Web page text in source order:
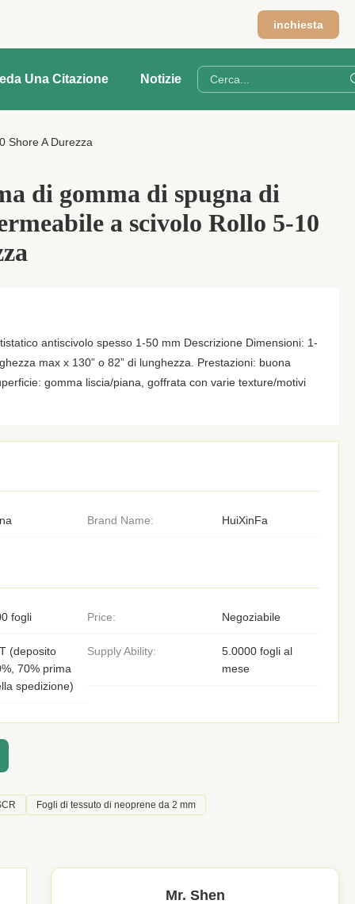
inchiesta
Una Citazione Notizie
Shore A Durezza
di gomma di spugna di
a scivolo Rollo 5-10
antiscivolo spesso 1-50 mm Descrizione Dimensioni: 1-
max x 130” o 82” di lunghezza. Prestazioni: buona
gomma liscia/piana, goffrata con varie texture/motivi
Brand Name: HuiXinFa
fogli Price: Negoziabile
(deposito
70% prima
spedizione)
Supply Ability:
5.0000 fogli al
mese
Fogli di tessuto di neoprene da 2 mm
Mr. Shen